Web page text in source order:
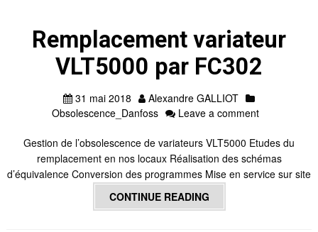
Remplacement variateur
VLT5000 par FC302
31 mai 2018
Alexandre GALLIOT
Obsolescence_Danfoss
Leave a comment
Gestion de l’obsolescence de variateurs VLT5000 Etudes du
remplacement en nos locaux Réalisation des schémas
d’équivalence Conversion des programmes Mise en service sur site
CONTINUE READING